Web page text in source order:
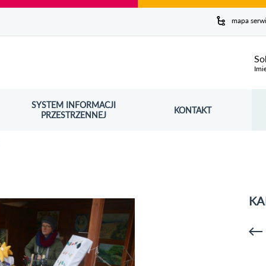
mapa
SYSTEM INFORMACJI
PRZESTRZENNEJ
OTWORZY SIĘ W NOWYM OKNIE KONTAKT